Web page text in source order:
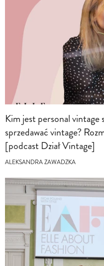
Kim jest personal vintage
sprzedawać vintage?
[podcast Dział Vintage]
ALEKSANDRA ZAWADZKA